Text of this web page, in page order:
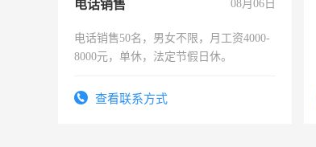
电话销售 08月06日
电话销售50名，男女不限，月工资4000-
8000元，单休，法定节假日休。
查看联系方式